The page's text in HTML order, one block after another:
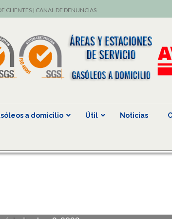
CLIENTES| CANAL DE DENUNCIAS
a domicilio Útil Noticias